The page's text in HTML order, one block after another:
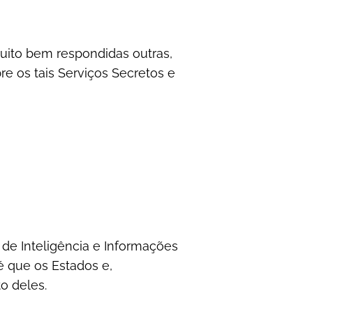
bem respondidas outras,
os tais Serviços Secretos e
Inteligência e Informações
que os Estados e,
deles.